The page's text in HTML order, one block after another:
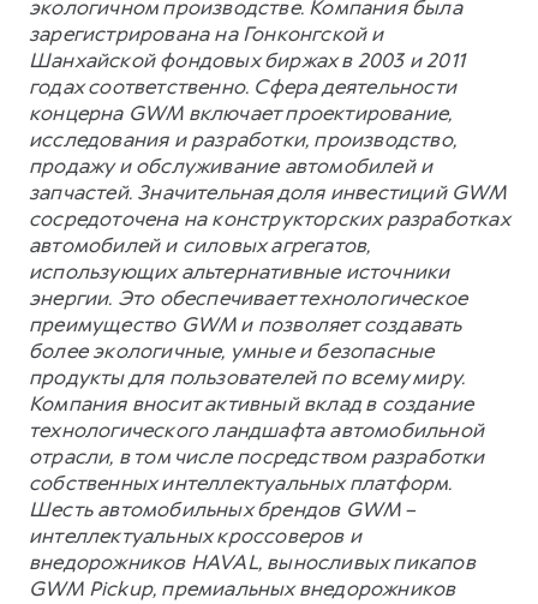
экологичном производстве. Компания была
зарегистрирована на Гонконгской и
Шанхайской фондовых биржах в 2003 и 2011
годах соответственно. Сфера деятельности
концерна GWM включает проектирование,
исследования и разработки, производство,
продажу и обслуживание автомобилей и
запчастей. Значительная доля инвестиций GWM
сосредоточена на конструкторских разработках
автомобилей и силовых агрегатов,
использующих альтернативные источники
энергии. Это обеспечивает технологическое
преимущество GWM и позволяет создавать
более экологичные, умные и безопасные
продукты для пользователей по всему миру.
Компания вносит активный вклад в создание
технологического ландшафта автомобильной
отрасли, в том числе посредством разработки
собственных интеллектуальных платформ.
Шесть автомобильных брендов GWM –
интеллектуальных кроссоверов и
внедорожников HAVAL, выносливых пикапов
GWM Pickup, премиальных внедорожников